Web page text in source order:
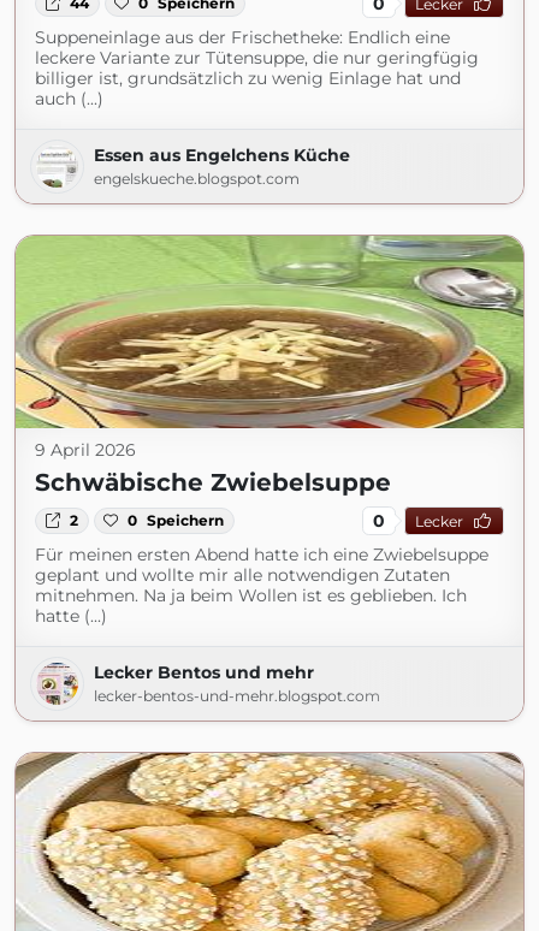
Lecker
Suppeneinlage aus der Frischetheke: Endlich eine
leckere Variante zur Tütensuppe, die nur geringfügig
billiger ist, grundsätzlich zu wenig Einlage hat und
auch (...)
Essen aus Engelchens Küche
engelskueche.blogspot.com
9 April 2026
Schwäbische Zwiebelsuppe
2 0 Speichern 0 Lecker
Für meinen ersten Abend hatte ich eine Zwiebelsuppe
geplant und wollte mir alle notwendigen Zutaten
mitnehmen. Na ja beim Wollen ist es geblieben. Ich
hatte (...)
Lecker Bentos und mehr
lecker-bentos-und-mehr.blogspot.com